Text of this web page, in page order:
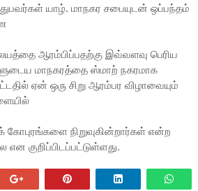
யாழ். மாநகர சபையுடன் ஒப்பந்தம்
ஆரம்பிப்பதற்கு இவ்வளவு பெரிய
மாநகரத்தை ஸ்மாற் நகரமாக
ஏன் ஒரு சிறு ஆரம்பர விழாவையும்
கோபுரங்களை நிறுவுகின்றார்கள் என்ற
குறிப்பிடப்பட்டுள்ளது.